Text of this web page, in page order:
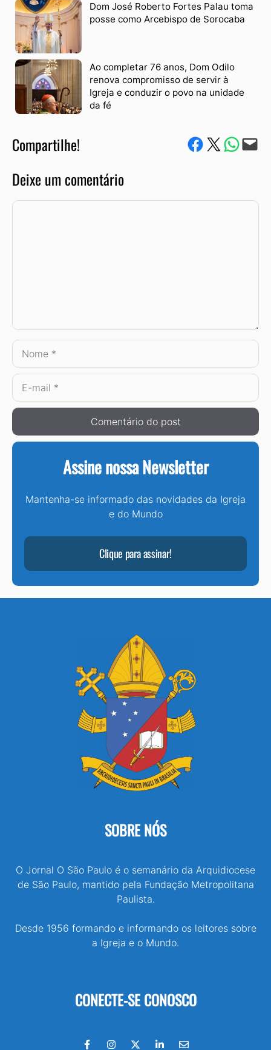
Dom José Roberto Fortes Palau toma
posse como Arcebispo de Sorocaba
Ao completar 76 anos, Dom Odilo
renova compromisso de servir à
Igreja e conduzir o povo na unidade
da fé
Compartilhe! Compartilhe no Facebook
Compartilhe no Twitter
Compartile via
Envie via e-mail
Deixe um comentário
Comentário
Nome
E-
mail
Assine nossa Newsletter
Mantenha-se informado das novidades da Igreja
e do Mundo
Clique para assinar!
SOBRE NÓS
O Jornal O São Paulo é o semanário da Arquidiocese
de São Paulo, mantido pela Fundação Metropolitana
Paulista.
Desde 1956 formando e informando os leitores sobre
a Igreja e o Mundo.
CONECTE-SE CONOSCO